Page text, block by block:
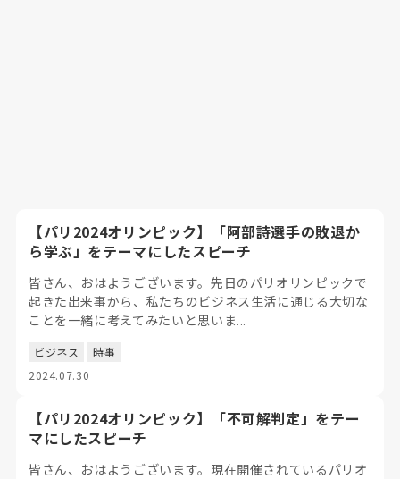
【パリ2024オリンピック】「阿部詩選手の敗退か
ら学ぶ」をテーマにしたスピーチ
皆さん、おはようございます。先日のパリオリンピックで
起きた出来事から、私たちのビジネス生活に通じる大切な
ことを一緒に考えてみたいと思いま...
ビジネス
時事
2024.07.30
【パリ2024オリンピック】「不可解判定」をテー
マにしたスピーチ
皆さん、おはようございます。現在開催されているパリオ